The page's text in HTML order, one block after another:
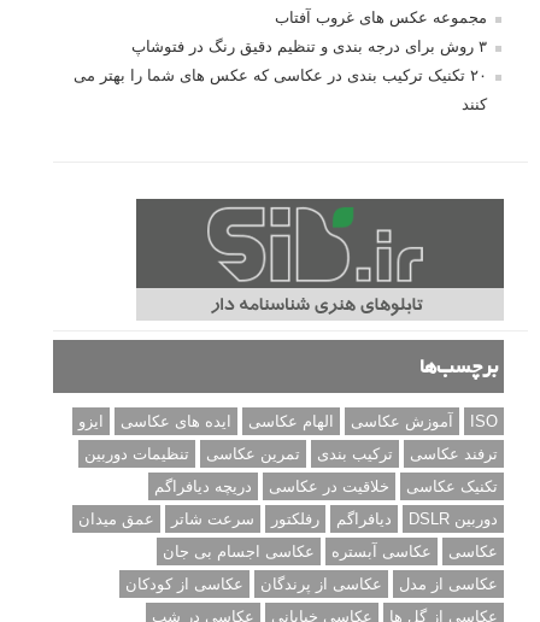
مجموعه عکس های غروب آفتاب
۳ روش برای درجه بندی و تنظیم دقیق رنگ در فتوشاپ
۲۰ تکنیک ترکیب بندی در عکاسی که عکس های شما را بهتر می
کنند
برچسب‌ها
ISO آموزش عکاسی الهام عکاسی ایده های عکاسی
ایزو
ترفند عکاسی
ترکیب بندی تمرین عکاسی
تنظیمات دوربین
تکنیک عکاسی
خلاقیت در عکاسی
دریچه دیافراگم
دوربین DSLR
دیافراگم رفلکتور سرعت شاتر
عمق میدان
عکاسی
عکاسی آبستره
عکاسی اجسام بی جان
عکاسی از مدل
عکاسی از پرندگان
عکاسی از کودکان
عکاسی از گل ها
عکاسی خیابانی
عکاسی در شب